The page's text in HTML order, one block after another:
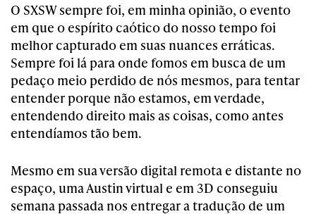
O SXSW sempre foi, em minha opinião, o evento
em que o espírito caótico do nosso tempo foi
melhor capturado em suas nuances erráticas.
Sempre foi lá para onde fomos em busca de um
pedaço meio perdido de nós mesmos, para tentar
entender porque não estamos, em verdade,
entendendo direito mais as coisas, como antes
entendíamos tão bem.
Mesmo em sua versão digital remota e distante no
espaço, uma Austin virtual e em 3D conseguiu
semana passada nos entregar a tradução de um